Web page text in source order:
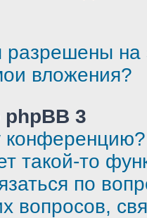
разрешены
вложения?
3
конференцию?
такой-то
по
вопросов,